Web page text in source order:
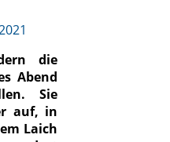
die
Abend
Sie
auf, in
Laich